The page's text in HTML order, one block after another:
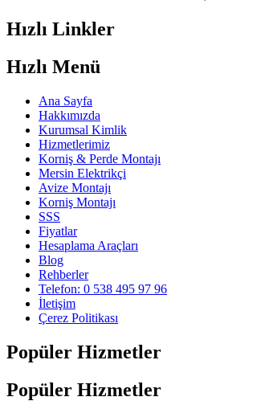
Hızlı Linkler
Hızlı Menü
Ana Sayfa
Hakkımızda
Kurumsal Kimlik
Hizmetlerimiz
Korniş & Perde Montajı
Mersin Elektrikçi
Avize Montajı
Korniş Montajı
SSS
Fiyatlar
Hesaplama Araçları
Blog
Rehberler
Telefon: 0 538 495 97 96
İletişim
Çerez Politikası
Popüler Hizmetler
Popüler Hizmetler